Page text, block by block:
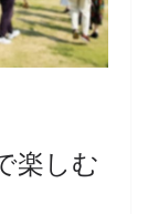
楽しむ